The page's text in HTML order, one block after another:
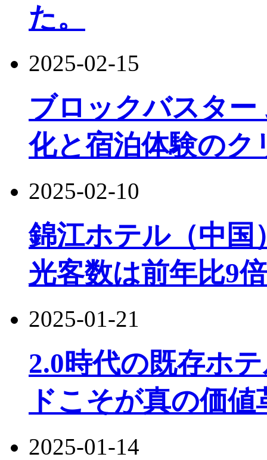
た。
2025-02-15
ブロックバスタ
化と宿泊体験のク
2025-02-10
錦江ホテル（中国
光客数は前年比9
2025-01-21
2.0時代の既存ホ
ドこそが真の価
2025-01-14